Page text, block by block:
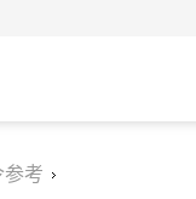
考